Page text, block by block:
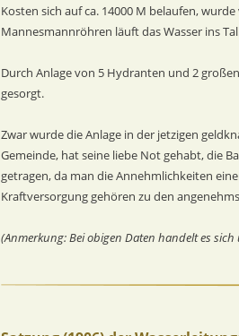
Kosten sich auf ca. 14000 M belaufen,
Mannesmannröhren läuft das Wasser ins
Durch Anlage von 5 Hydranten und 2
gesorgt.
Zwar wurde die Anlage in der jetzigen
Gemeinde, hat seine liebe Not gehabt, die
getragen, da man die Annehmlichkeiten
Kraftversorgung gehören zu den
(Anmerkung: Bei obigen Daten handelt es